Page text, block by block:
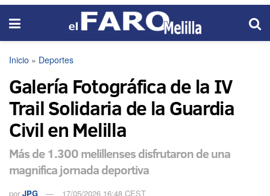
Inicio » Deportes
Galería Fotográfica de la IV
Trail Solidaria de la Guardia
Civil en Melilla
Más de 1.300 melillenses disfrutaron de una
magnifica jornada deportiva
por JPG 17/05/2026 16:48 CEST